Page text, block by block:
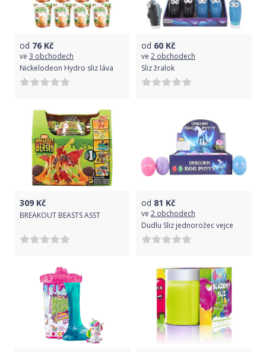
od 76 Kč
ve 3 obchodech
Nickelodeon Hydro sliz láva
od 60 Kč
ve 2 obchodech
Sliz žralok
309 Kč
BREAKOUT BEASTS ASST
od 81 Kč
ve 2 obchodech
Dudlu Sliz jednorožec vejce